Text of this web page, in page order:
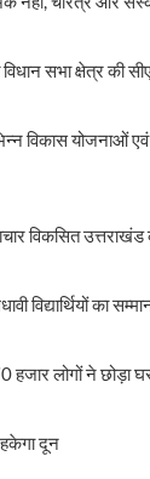
सभा क्षेत्र की
विकास योजनाओं एवं
विकसित
विद्यार्थियों का
लोगों ने छोड़ा
दून